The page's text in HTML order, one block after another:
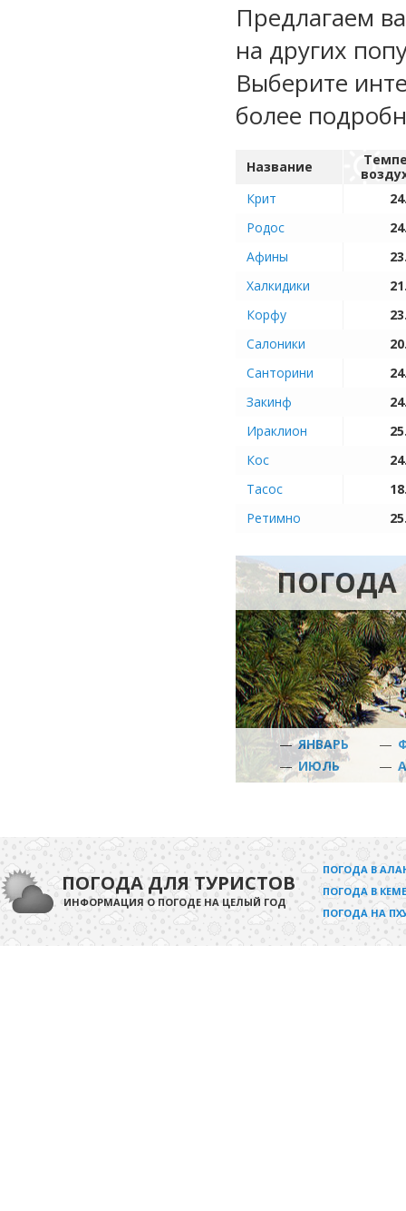
Предлагаем
на других
Выберите
более
Название
Крит
Родос
Афины
Халкидики
Корфу
Салоники
Санторини
Закинф
Ираклион
Кос
Тасос
Ретимно
ПОГОДА
—ЯНВАРЬ —
—ИЮЛЬ —
ПОГОДА ДЛЯ ТУРИСТОВ
ИНФОРМАЦИЯ О ПОГОДЕ НА ЦЕЛЫЙ ГОД
ПОГОДА В
ПОГОДА В
ПОГОДА НА